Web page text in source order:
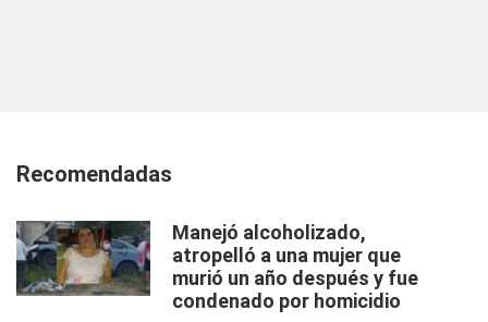
Recomendadas
Manejó alcoholizado,
atropelló a una mujer que
murió un año después y fue
condenado por homicidio